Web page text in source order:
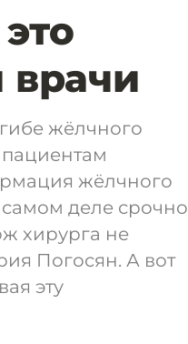
врачи
жёлчного
жёлчного
деле срочно
хирурга не
Погосян. А вот
эту